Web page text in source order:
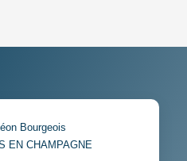
Bourgeois
EN CHAMPAGNE